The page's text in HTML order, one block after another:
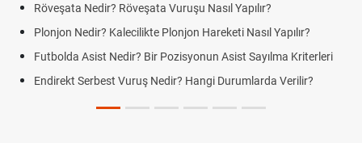
Röveşata Nedir? Röveşata Vuruşu Nasıl Yapılır?
Plonjon Nedir? Kalecilikte Plonjon Hareketi Nasıl Yapılır?
Futbolda Asist Nedir? Bir Pozisyonun Asist Sayılma Kriterleri
Endirekt Serbest Vuruş Nedir? Hangi Durumlarda Verilir?